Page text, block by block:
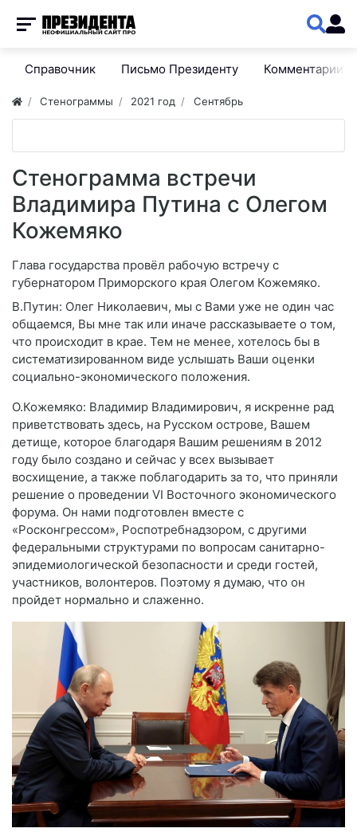
Справочник Письмо Президенту Комментарии
Стенограммы 2021 год Сентябрь
Стенограмма встречи
Владимира Путина с Олегом
Кожемяко
Глава государства провёл рабочую встречу с
губернатором Приморского края Олегом Кожемяко.
В.Путин: Олег Николаевич, мы с Вами уже не один час
общаемся, Вы мне так или иначе рассказываете о том,
что происходит в крае. Тем не менее, хотелось бы в
систематизированном виде услышать Ваши оценки
социально-экономического положения.
О.Кожемяко: Владимир Владимирович, я искренне рад
приветствовать здесь, на Русском острове, Вашем
детище, которое благодаря Вашим решениям в 2012
году было создано и сейчас у всех вызывает
восхищение, а также поблагодарить за то, что приняли
решение о проведении VI Восточного экономического
форума. Он нами подготовлен вместе с
«Росконгрессом», Роспотребнадзором, с другими
федеральными структурами по вопросам санитарно-
эпидемиологической безопасности и среди гостей,
участников, волонтеров. Поэтому я думаю, что он
пройдет нормально и слаженно.